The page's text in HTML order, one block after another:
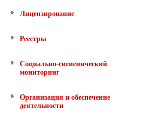
Лицензирование
Реестры
Социально-гигиенический
мониторинг
Организация и обеспечение
деятельности